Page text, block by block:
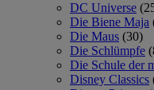
DC Universe
Die Biene Maja
Die Maus (30)
Die Schlümpfe
Die Schule der
Disney Classics